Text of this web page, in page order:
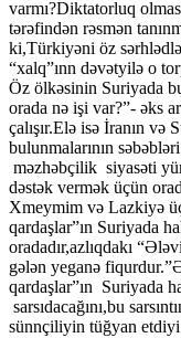
varmı?Diktatorluq
tərəfindən rəsmən
ki,Türkiyəni öz
“xalq”ınn dəvətyilə o
Öz ölkəsinin Suriyada
orada nə işi var?”- əks
çalışır.Elə isə İranın və
bulunmalarının
məzhəbçilik siyasəti
dəstək vermək üçün
Xmeymim və Lazkiyə
qardaşlar”ın Suriyada
oradadır,azlıqdakı
gələn yeganə
qardaşlar”ın Suriyada
sarsıdacağını,bu
sünnçiliyin tüğyan etdiyi